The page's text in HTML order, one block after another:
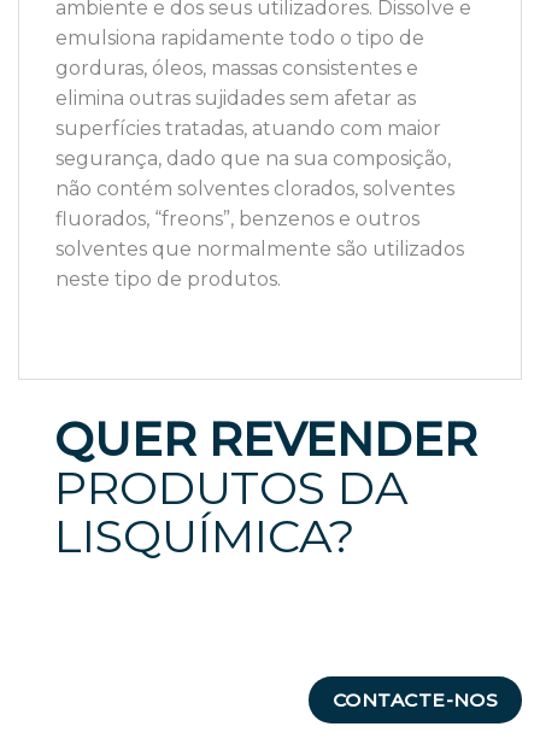
ambiente e dos seus utilizadores. Dissolve e
emulsiona rapidamente todo o tipo de
gorduras, óleos, massas consistentes e
elimina outras sujidades sem afetar as
superfícies tratadas, atuando com maior
segurança, dado que na sua composição,
não contém solventes clorados, solventes
fluorados, “freons”, benzenos e outros
solventes que normalmente são utilizados
neste tipo de produtos.
QUER REVENDER
PRODUTOS DA
LISQUÍMICA?
CONTACTE-NOS